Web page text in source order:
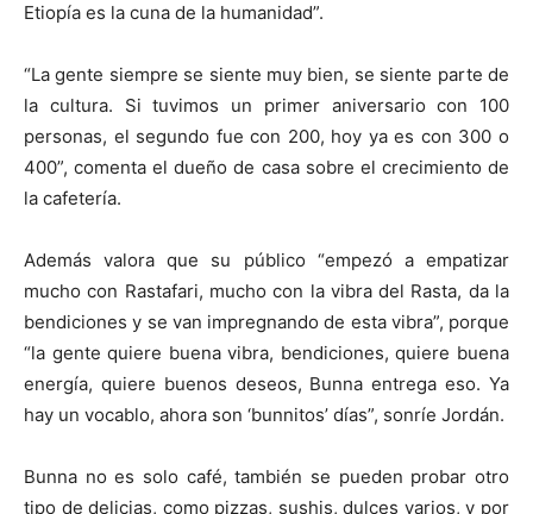
Etiopía es la cuna de la humanidad”.
“La gente siempre se siente muy bien, se siente parte de
la cultura. Si tuvimos un primer aniversario con 100
personas, el segundo fue con 200, hoy ya es con 300 o
400”, comenta el dueño de casa sobre el crecimiento de
la cafetería.
Además valora que su público “empezó a empatizar
mucho con Rastafari, mucho con la vibra del Rasta, da la
bendiciones y se van impregnando de esta vibra”, porque
“la gente quiere buena vibra, bendiciones, quiere buena
energía, quiere buenos deseos, Bunna entrega eso. Ya
hay un vocablo, ahora son ‘bunnitos’ días”, sonríe Jordán.
Bunna no es solo café, también se pueden probar otro
tipo de delicias, como pizzas, sushis, dulces varios, y por